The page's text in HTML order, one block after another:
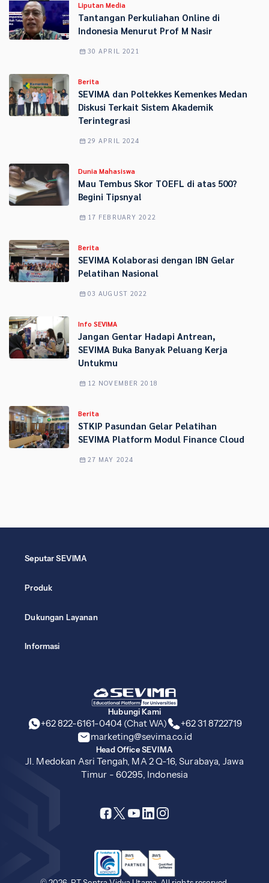
Liputan Media
Tantangan Perkuliahan Online di
Indonesia Menurut Prof M Nasir
30 APRIL 2021
Berita
SEVIMA dan Poltekkes Kemenkes Medan
Diskusi Terkait Sistem Akademik
Terintegrasi
29 APRIL 2024
Dunia Mahasiswa
Mau Tembus Skor TOEFL di atas 500?
Begini Tipsnya!
17 FEBRUARY 2022
Berita
SEVIMA Kolaborasi dengan IBN Gelar
Pelatihan Nasional
03 AUGUST 2022
Info SEVIMA
Jangan Gentar Hadapi Antrean,
SEVIMA Buka Banyak Peluang Kerja
Untukmu
12 NOVEMBER 2018
Berita
STKIP Pasundan Gelar Pelatihan
SEVIMA Platform Modul Finance Cloud
27 MAY 2024
Hubungi Kami
+62 822-6161-0404 (Chat WA)
+62 31 8722719
marketing@sevima.co.id
Head Office SEVIMA
Jl. Medokan Asri Tengah, MA 2 Q-16, Surabaya, Jawa
Timur - 60295, Indonesia
Seputar SEVIMA
Produk
Dukungan Layanan
Informasi